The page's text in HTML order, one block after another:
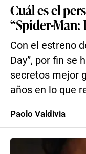
Cuál es el
“Spider-Man:
Con el estreno
Day”, por fin se
secretos mejor
años en lo que
Paolo Valdivia